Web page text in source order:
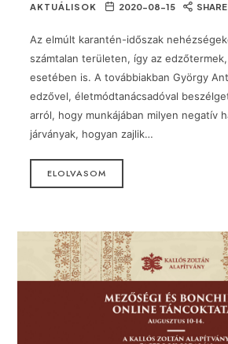
AKTUÁLISOK 2020-08-15 SHARE
Az elmúlt karantén-időszak
számtalan területen, így az
esetében is. A továbbiakban György
edzővel, életmódtanácsadóval
arról, hogy munkájában milyen negatív
járványak, hogyan zajlik…
ELOLVASOM